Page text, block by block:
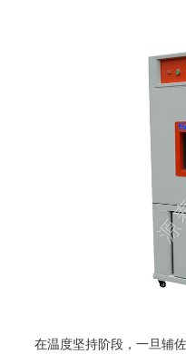
在温度坚持阶段，一旦辅佐